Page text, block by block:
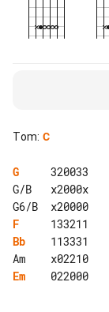
Tom: C
G
     320033
G/B   x2000x
F
Bb
    113331
Em
    022000